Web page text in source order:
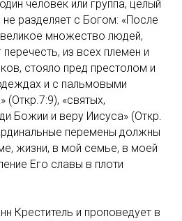
человек или группа, целый
разделяет с Богом: «После
великое множество людей,
из всех племен и
стояло пред престолом и
и с пальмовыми
(Откр.7:9), «святых,
Божии и веру Иисуса» (Откр.
перемены должны
жизни, в мой семье, в моей
Его славы в плоти
Креститель и проповедует в